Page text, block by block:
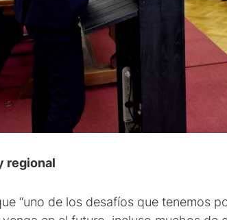
regional
“uno de los desafíos que tenemos